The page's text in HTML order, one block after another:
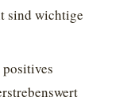
sind wichtige
positives